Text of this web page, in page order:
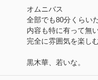
オムニバス
全部でも80分くらい
内容も特に有って無
完全に雰囲気を楽し
黒木華、若いな。